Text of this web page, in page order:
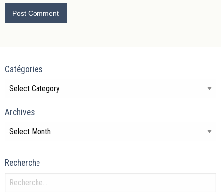
Catégories
Archives
Recherche